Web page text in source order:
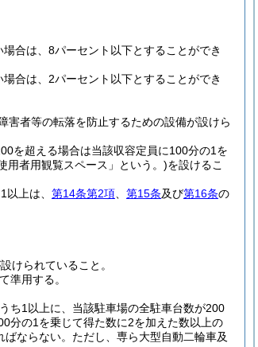
合は、8パーセント以下とすることができ
合は、2パーセント以下とすることができ
害者等の転落を防止するための設備が設けら
を超える場合は当該収容定員に100分の1を
用者用観覧スペース」という。)を設けるこ
上は、 第14条第2項 第15条及び第16条の
けられていること。
準用する。
ち1以上に、当該駐車場の全駐車台数が200
分の1を乗じて得た数に2を加えた数以上の
ならない。 ただし、専ら大型自動二輪車及